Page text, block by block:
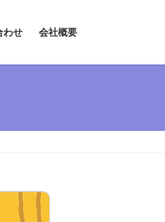
わせ 会社概要